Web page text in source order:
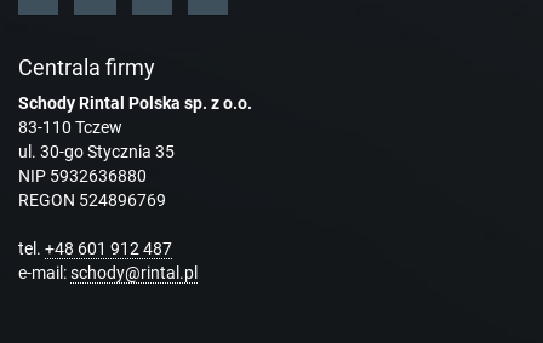
Centrala firmy
Schody Rintal Polska sp. z o.o.
83-110 Tczew
ul. 30-go Stycznia 35
NIP 5932636880
REGON 524896769
tel. +48 601 912 487
e-mail:schody@rintal.pl